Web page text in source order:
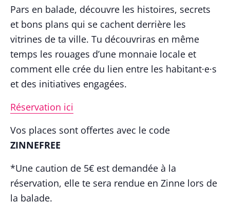
Pars en balade, découvre les histoires, secrets
et bons plans qui se cachent derrière les
vitrines de ta ville. Tu découvriras en même
temps les rouages d’une monnaie locale et
comment elle crée du lien entre les habitant·e·s
et des initiatives engagées.
Réservation ici
Vos places sont offertes avec le code
ZINNEFREE
*Une caution de 5€ est demandée à la
réservation, elle te sera rendue en Zinne lors de
la balade.